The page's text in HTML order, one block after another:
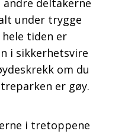
deltakerne
under trygge
tiden er
i sikkerhetsvire
om du
er gøy.
i tretoppene